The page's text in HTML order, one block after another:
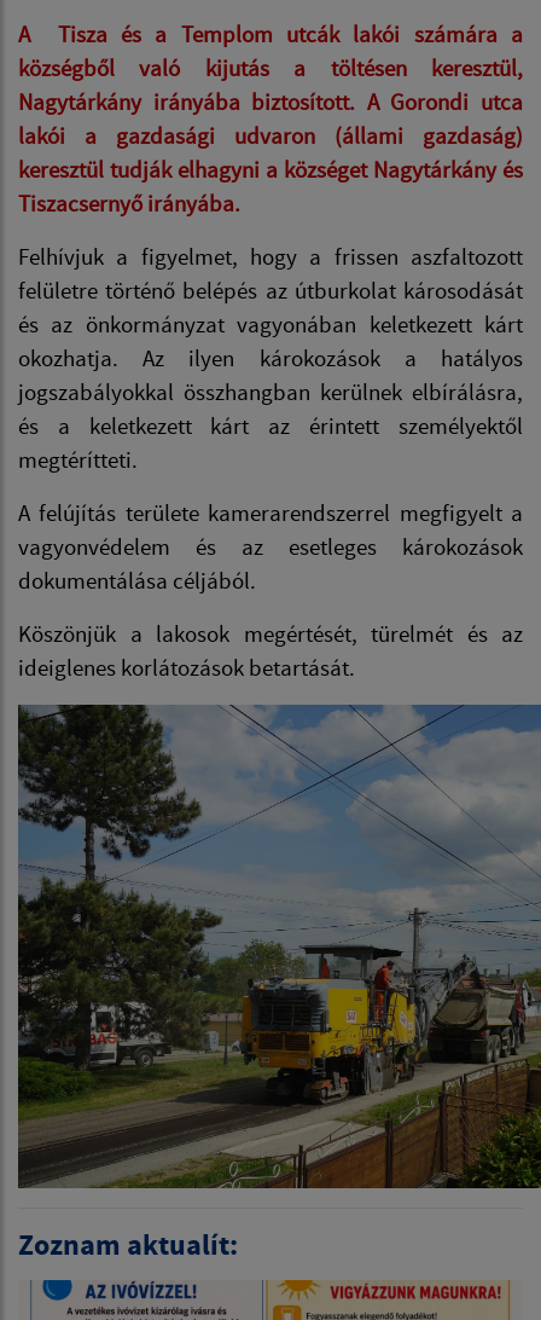
A
Tisza és a Templom utcák lakói számára a
községből való kijutás a töltésen keresztül,
Nagytárkány irányába biztosított. A Gorondi utca
lakói a gazdasági udvaron (állami gazdaság)
keresztül tudják elhagyni a községet Nagytárkány és
Tiszacsernyő irányába.
Felhívjuk a figyelmet, hogy a frissen aszfaltozott
felületre történő belépés az útburkolat károsodását
és az önkormányzat vagyonában keletkezett kárt
okozhatja. Az ilyen károkozások a hatályos
jogszabályokkal összhangban kerülnek elbírálásra,
és a keletkezett kárt az érintett személyektől
megtérítteti.
A felújítás területe kamerarendszerrel megfigyelt a
vagyonvédelem és az esetleges károkozások
dokumentálása céljából.
Köszönjük a lakosok megértését, türelmét és az
ideiglenes korlátozások betartását.
Zoznam aktualít: